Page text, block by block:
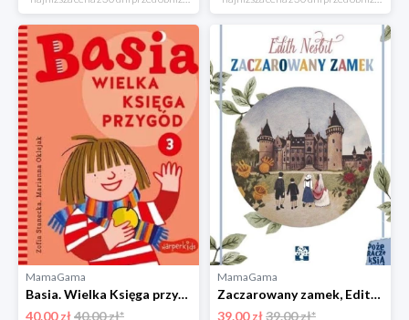
MamaGama
Basia. Wielka Księga przygód. Część 3, Marianna Oklejak, Zofia Stanecka Wydawnictwo egmont
40.00 zł40.00 zł*
MamaGama
Zaczarowany zamek, Edith Nesbit Wydawnictwo muchomor
39.00 zł39.00 zł*